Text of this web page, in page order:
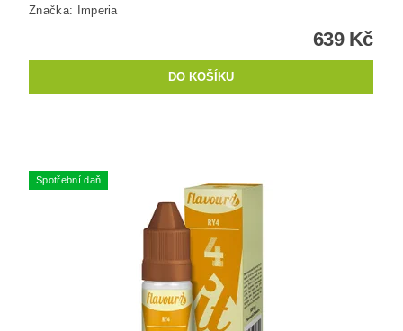
Značka: Imperia
639 Kč
Spotřební daň